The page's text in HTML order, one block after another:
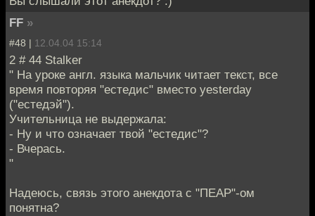
FF »
#48 | 12.04.04 15:14
2 # 44 Stalker
" На уроке англ. языка мальчик читает текст, все
время повторяя "естедис" вместо yesterday
("естедэй").
Учительница не выдержала:
- Ну и что означает твой "естедис"?
- Вчерась.
"
Надеюсь, связь этого анекдота с "ПЕАР"-ом
понятна?